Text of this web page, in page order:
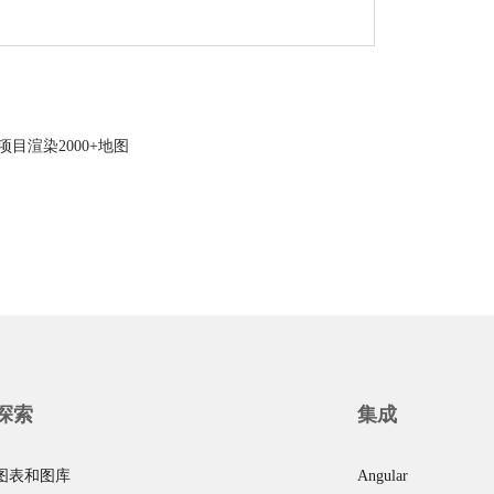
目渲染2000+地图
索
表和图库
集成
Angular